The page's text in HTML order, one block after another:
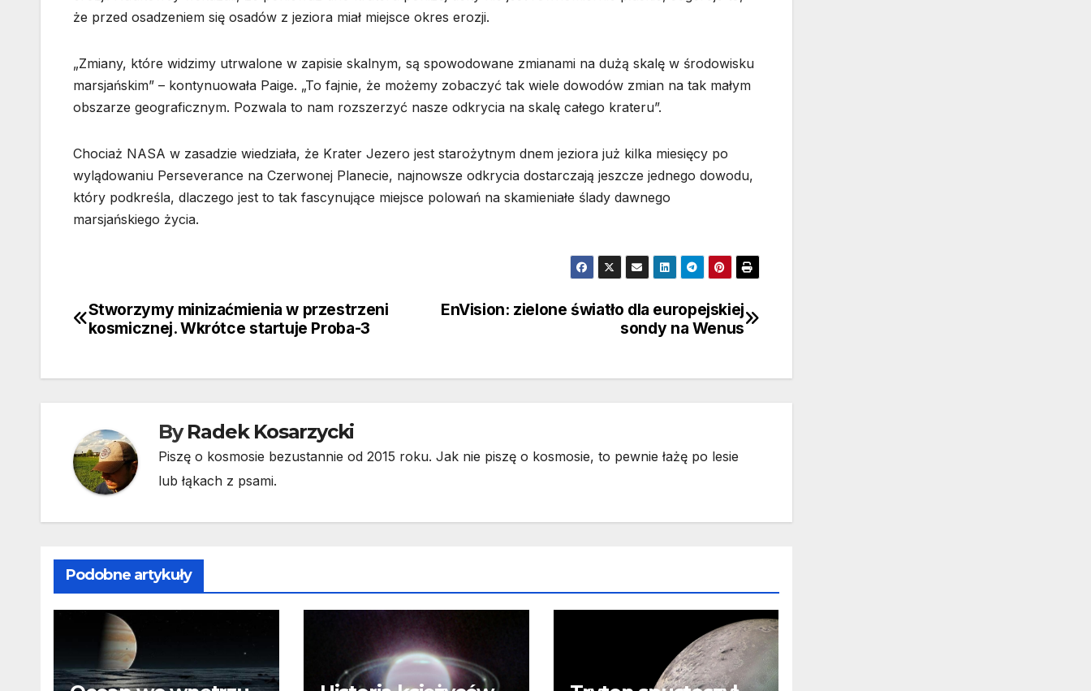
że przed osadzeniem się osadów z jeziora miał miejsce okres erozji.
„Zmiany, które widzimy utrwalone w zapisie skalnym, są spowodowane zmianami na dużą skalę w środowisku
marsjańskim” – kontynuowała Paige. „To fajnie, że możemy zobaczyć tak wiele dowodów zmian na tak małym
obszarze geograficznym. Pozwala to nam rozszerzyć nasze odkrycia na skalę całego krateru”.
Chociaż NASA w zasadzie wiedziała, że Krater Jezero jest starożytnym dnem jeziora już kilka miesięcy po
wylądowaniu Perseverance na Czerwonej Planecie, najnowsze odkrycia dostarczają jeszcze jednego dowodu,
który podkreśla, dlaczego jest to tak fascynujące miejsce polowań na skamieniałe ślady dawnego
marsjańskiego życia.
Nawigacja
EnVision: zielone światło dla europejskiej
sondy na Wenus
Stworzymy minizaćmienia w przestrzeni
kosmicznej. Wkrótce startuje Proba-3
ByRadek Kosarzycki
Piszę o kosmosie bezustannie od 2015 roku. Jak nie piszę o kosmosie, to pewnie łażę po lesie
lub łąkach z psami.
Podobne artykuły